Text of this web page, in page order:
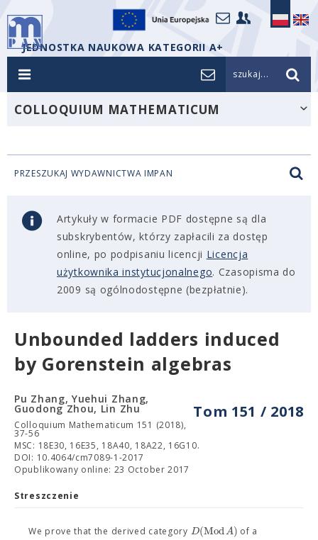
JEDNOSTKA NAUKOWA KATEGORII A+
szukaj...
COLLOQUIUM MATHEMATICUM
PRZESZUKAJ WYDAWNICTWA IMPAN
Artykuły w formacie PDF dostępne są dla
subskrybentów, którzy zapłacili za dostęp
online, po podpisaniu licencji Licencja
użytkownika instytucjonalnego. Czasopisma do
2009 są ogólnodostępne (bezpłatnie).
Unbounded ladders induced
by Gorenstein algebras
Tom 151 / 2018
Pu Zhang, Yuehui Zhang,
Guodong Zhou, Lin Zhu
Colloquium Mathematicum 151 (2018),
37-56
MSC: 18E30, 16E35, 18A40, 18A22, 16G10.
DOI: 10.4064/cm7089-1-2017
Opublikowany online: 23 October 2017
Streszczenie
We prove that the derived category D(ModA) of a